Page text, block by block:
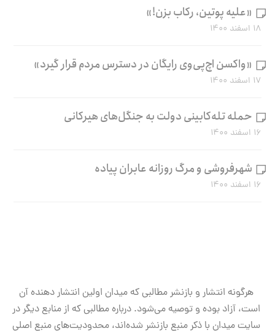
«علیه پوتین، رکاب بزن!»
۱۸ اسفند ۱۴۰۰
«واکسن اچ‌پی‌وی رایگان در دسترس مردم قرار گیرد»
۱۷ اسفند ۱۴۰۰
حمله تله‌کابینی دولت به جنگل‌های هیرکانی
۱۶ اسفند ۱۴۰۰
شهرفروشی و مرگ روزانه عابران پیاده
۱۶ اسفند ۱۴۰۰
هرگونه انتشار و بازنشر مطالبی که میدان اولین انتشار دهنده آن
است، آزاد بوده و توصیه می‌شود. درباره مطالبی که از منابع دیگر در
سایت میدان با ذکر منبع بازنشر شده‌اند، محدودیت‌های منبع اصلی